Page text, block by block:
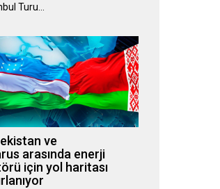
Turu…
ve
arasında enerji
için yol haritası